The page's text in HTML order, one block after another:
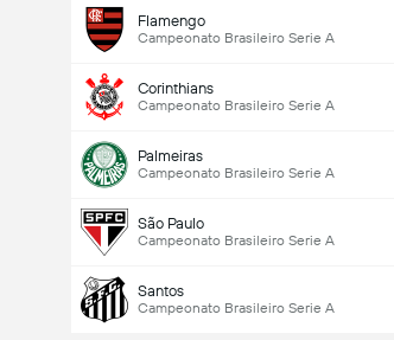
Flamengo
Campeonato Brasileiro Serie A
Corinthians
Campeonato Brasileiro Serie A
Palmeiras
Campeonato Brasileiro Serie A
São Paulo
Campeonato Brasileiro Serie A
Santos
Campeonato Brasileiro Serie A